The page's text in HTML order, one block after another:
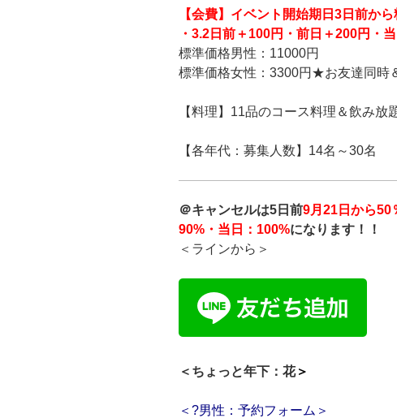
【会費】 イベント開始期日3日前から
・3.2日前＋100円 ・前日＋200円 ・
標準価格男性：11000円
標準価格女性：3300円 ★お友達同時
【料理】11品のコース料理＆飲み放
【各年代：募集人数】14名～30名
＠キャンセルは5日前9月21日から50
90%・当日：100%になります！！
＜ラインから＞
＜ちょっと年下：花＞
＜?男性：予約フォーム＞